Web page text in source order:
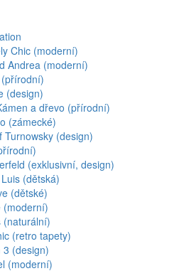
Chic (moderní)
Andrea (moderní)
(design)
a dřevo (přírodní)
(zámecké)
Turnowsky (design)
(exklusivní, design)
(dětská)
(dětské)
(moderní)
(naturální)
(retro tapety)
3 (design)
(moderní)